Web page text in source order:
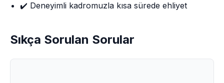
✔️ Deneyimli kadromuzla kısa sürede ehliyet
Sıkça Sorulan Sorular